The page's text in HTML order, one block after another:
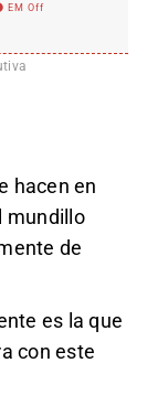
EM Off
hacen en
mundillo
de
es la que
con este